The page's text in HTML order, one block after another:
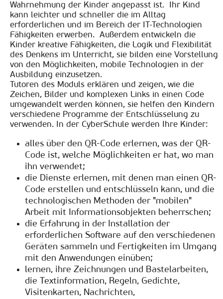
Wahrnehmung der Kinder angepasst ist. Ihr Kind
kann leichter und schneller die im Alltag
erforderlichen und im Bereich der IT-Technologien
Fähigkeiten erwerben. Außerdem entwickeln die
Kinder kreative Fähigkeiten, die Logik und Flexibilität
des Denkens im Unterricht, sie bilden eine Vorstellung
von den Möglichkeiten, mobile Technologien in der
Ausbildung einzusetzen.
Tutoren des Moduls erklären und zeigen, wie die
Zeichen, Bilder und komplexen Links in einen Code
umgewandelt werden können, sie helfen den Kindern
verschiedene Programme der Entschlüsselung zu
verwenden. In der CyberSchule werden Ihre Kinder:
alles über den QR-Code erlernen, was der QR-
Code ist, welche Möglichkeiten er hat, wo man
ihn verwendet;
die Dienste erlernen, mit denen man einen QR-
Code erstellen und entschlüsseln kann, und die
technologischen Methoden der "mobilen"
Arbeit mit Informationsobjekten beherrschen;
die Erfahrung in der Installation der
erforderlichen Software auf den verschiedenen
Geräten sammeln und Fertigkeiten im Umgang
mit den Anwendungen einüben;
lernen, ihre Zeichnungen und Bastelarbeiten,
die Textinformation, Regeln, Gedichte,
Visitenkarten, Nachrichten,